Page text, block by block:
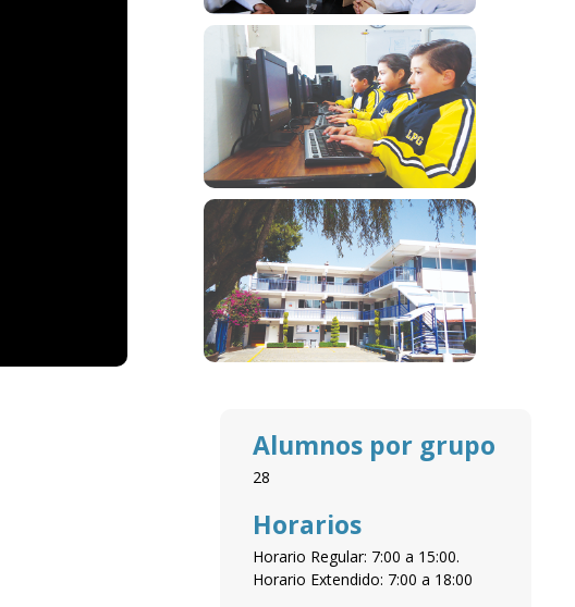
Alumnos por grupo
28
Horarios
Horario Regular: 7:00 a 15:00.
Horario Extendido: 7:00 a 18:00